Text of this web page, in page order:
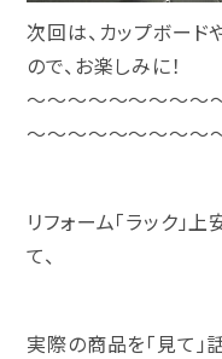
次回は、カップボー
ので、お楽しみに！
～～～～～～～～～
～～～～～～～～～
リフォーム「ラック」
て、
実際の商品を「見て」